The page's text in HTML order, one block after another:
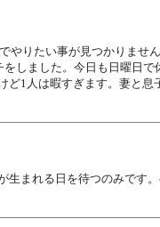
やりたい事が見つかりませ
しました。今日も日曜日
1人は暇すぎます。妻と息
まれる日を待つのみです。